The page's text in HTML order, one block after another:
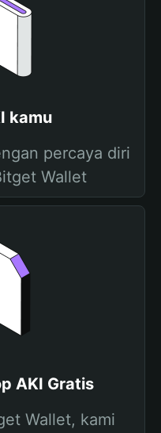
kamu
percaya diri
Wallet
AKI Gratis
Wallet, kami